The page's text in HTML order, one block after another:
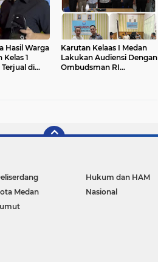
Hasil Warga
Kelas 1
Terjual di
Karutan Kelaas I Medan
Lakukan Audiensi Dengan
Ombudsman RI
Hukum dan HAM
Medan Nasional